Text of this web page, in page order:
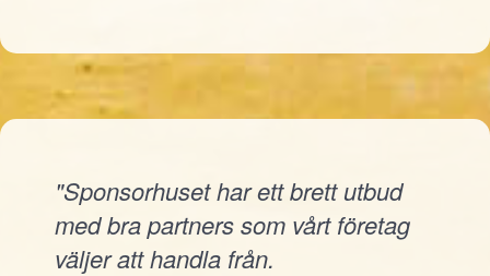
"Sponsorhuset har ett brett utbud
med bra partners som vårt företag
väljer att handla från.